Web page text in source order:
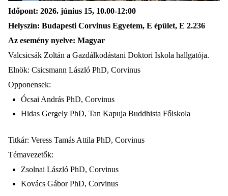
Időpont: 2026. június 15, 10.00-12:00
Helyszín: Budapesti Corvinus Egyetem, E épület, E 2.236
Az esemény nyelve: Magyar
Valcsicsák Zoltán a Gazdálkodástani Doktori Iskola hallgatója.
Elnök: Csicsmann László PhD, Corvinus
Opponensek:
Ócsai András PhD, Corvinus
Hidas Gergely PhD, Tan Kapuja Buddhista Főiskola
Titkár: Veress Tamás Attila PhD, Corvinus
Témavezetők:
Zsolnai László PhD, Corvinus
Kovács Gábor PhD, Corvinus